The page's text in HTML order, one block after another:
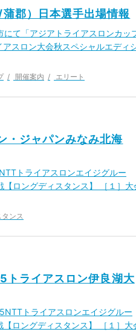
郡）日本選手出場情報
て「アジアトライアスロンカッ
スロン大会秋スペシャルエディ
開催案内 エリート
・ジャパンみなみ北海
トライアスロンエイジグルー
ロングディスタンス】 ［１］大
タンス
ライアスロン伊良湖大
トライアスロンエイジグルー
ロングディスタンス】 ［１］大